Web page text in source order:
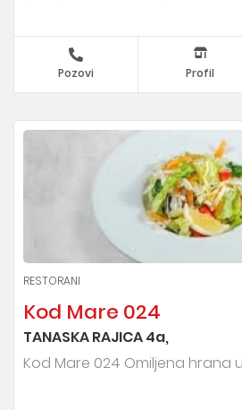
Pozovi Profil
RESTORANI
Kod Mare 024
TANASKA RAJICA 4a,
Kod Mare 024 Omiljena hrana